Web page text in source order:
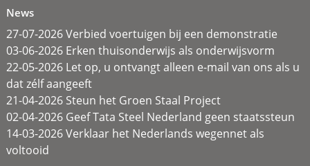
News
27-07-2026 Verbied voertuigen bij een demonstratie
03-06-2026 Erken thuisonderwijs als onderwijsvorm
22-05-2026 Let op, u ontvangt alleen e-mail van ons als u
dat zélf aangeeft
21-04-2026 Steun het Groen Staal Project
02-04-2026 Geef Tata Steel Nederland geen staatssteun
14-03-2026 Verklaar het Nederlands wegennet als
voltooid